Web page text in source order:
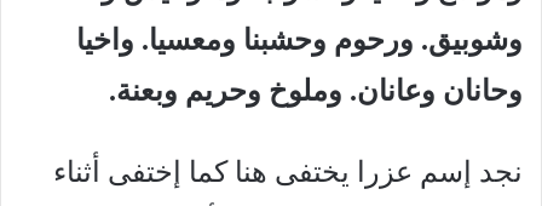
وشوبيق. ورحوم وحشبنا ومعسيا. واخيا
وحانان وعانان. وملوخ وحريم وبعنة.
نجد إسم عزرا يختفى هنا كما إختفى أثناء